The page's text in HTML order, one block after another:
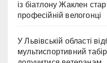
із біатлону Жаклен
професійній велогонці
У Львівській області
мультиспортивний